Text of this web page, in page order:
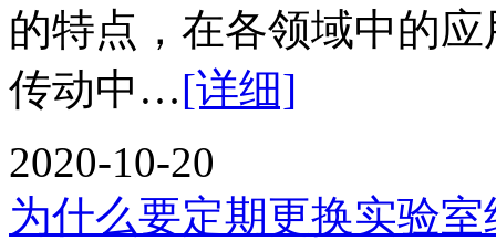
的特点，在各领域中
传动中…[详细]
2020-10-20
为什么要定期更换实验